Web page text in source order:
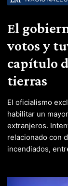
El
votos y
capítulo
tierras
El oficialismo
habilitar un
extranjeros.
relacionado con
incendiados,